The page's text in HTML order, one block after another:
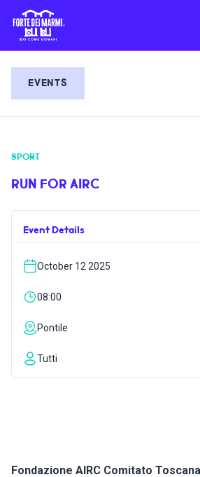
EVENTS
NEWS
HOSPITALITY
VILLA BERTELLI
EVENTS
SPORT
RUN FOR AIRC
Event Details
October 12 2025
08:00
Pontile
Tutti
Fondazione AIRC Comitato